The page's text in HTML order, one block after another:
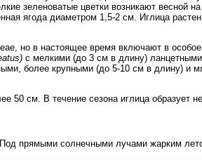
зеленоватые цветки возникают весной
ягода диаметром 1,5-2 см. Иглица
но в настоящее время включают в
с мелкими (до 3 см в длину)
более крупными (до 5-10 см в длину) и
50 см. В течение сезона иглица образует
прямыми солнечными лучами жарким